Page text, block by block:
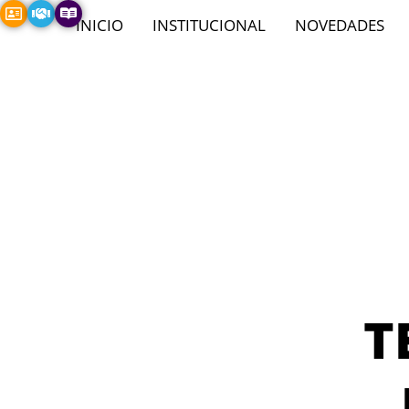
INICIO INSTITUCIONAL NOVEDADES